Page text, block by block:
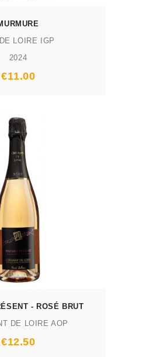
LOIRE IGP
2024
Prix
€11.00
- ROSÉ BRUT
DE LOIRE AOP
Prix
€12.50